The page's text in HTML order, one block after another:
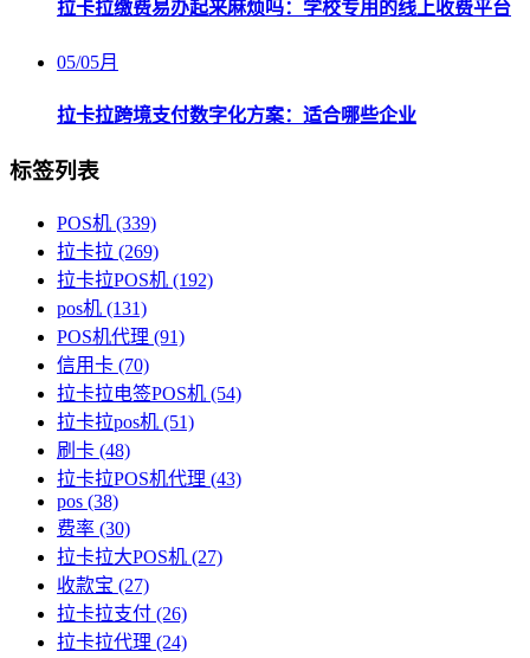
拉卡拉缴费易办起来麻烦吗：学校专用的线上收费平台
05/05月
拉卡拉跨境支付数字化方案：适合哪些企业
标签列表
POS机 (339)
拉卡拉 (269)
拉卡拉POS机 (192)
pos机 (131)
POS机代理 (91)
信用卡 (70)
拉卡拉电签POS机 (54)
拉卡拉pos机 (51)
刷卡 (48)
拉卡拉POS机代理 (43)
pos (38)
费率 (30)
拉卡拉大POS机 (27)
收款宝 (27)
拉卡拉支付 (26)
拉卡拉代理 (24)